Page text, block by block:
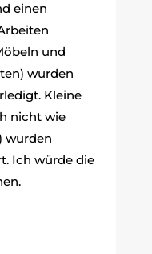
einen
und
wurden
Kleine
nicht wie
wurden
Ich würde die